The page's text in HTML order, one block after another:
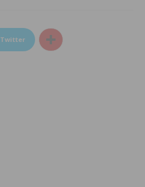
Twitter